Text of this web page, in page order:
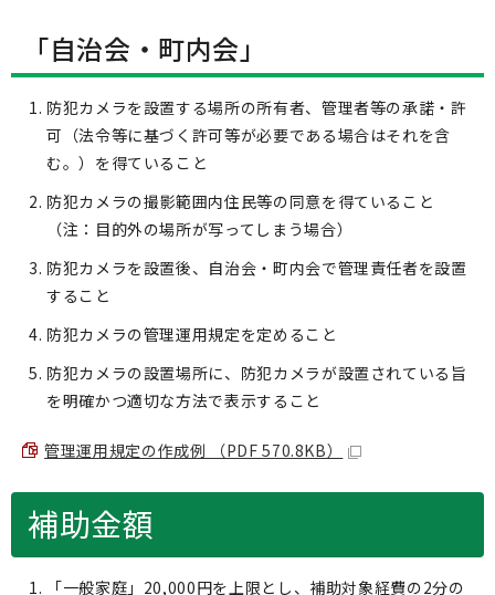
「自治会・町内会」
防犯カメラを設置する場所の所有者、管理者等の承諾・許
可（法令等に基づく許可等が必要である場合はそれを含
む。）を得ていること
防犯カメラの撮影範囲内住民等の同意を得ていること
（注：目的外の場所が写ってしまう場合）
防犯カメラを設置後、自治会・町内会で管理責任者を設置
すること
防犯カメラの管理運用規定を定めること
防犯カメラの設置場所に、防犯カメラが設置されている旨
を明確かつ適切な方法で表示すること
管理運用規定の作成例 （PDF 570.8KB）
補助金額
「一般家庭」20,000円を上限とし、補助対象経費の2分の